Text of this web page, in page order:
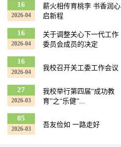
16
2026-04
薪火相传育桃李 书香润心
启新程
16
2026-04
关于调整关心下一代工作
委员会成员的决定
16
2026-04
我校召开关工委工作会议
27
2026-03
我校举行第四届“成功教
育”之“乐健”...
05
2026-03
吾友俭如 一路走好